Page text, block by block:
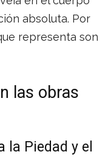
absoluta. Por
representa son
las obras
la Piedad y el